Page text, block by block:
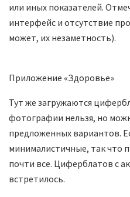
или иных показателей.
интерфейс и отсутствие
может, их незаметность).
Приложение «Здоровье»
Тут же загружаются
фотографии нельзя, но
предложенных вариантов.
минималистичные, так что
почти все. Циферблатов с
встретилось.